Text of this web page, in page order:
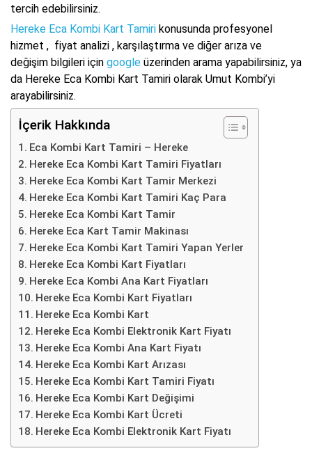
tercih edebilirsiniz.
Hereke Eca Kombi Kart Tamiri konusunda profesyonel
hizmet , fiyat analizi , karşılaştırma ve diğer arıza ve
değişim bilgileri için google üzerinden arama yapabilirsiniz, ya
da Hereke Eca Kombi Kart Tamiri olarak Umut Kombi’yi
arayabilirsiniz.
İçerik Hakkında
Eca Kombi Kart Tamiri – Hereke
Hereke Eca Kombi Kart Tamiri Fiyatları
Hereke Eca Kombi Kart Tamir Merkezi
Hereke Eca Kombi Kart Tamiri Kaç Para
Hereke Eca Kombi Kart Tamir
Hereke Eca Kart Tamir Makinası
Hereke Eca Kombi Kart Tamiri Yapan Yerler
Hereke Eca Kombi Kart Fiyatları
Hereke Eca Kombi Ana Kart Fiyatları
Hereke Eca Kombi Kart Fiyatları
Hereke Eca Kombi Kart
Hereke Eca Kombi Elektronik Kart Fiyatı
Hereke Eca Kombi Ana Kart Fiyatı
Hereke Eca Kombi Kart Arızası
Hereke Eca Kombi Kart Tamiri Fiyatı
Hereke Eca Kombi Kart Değişimi
Hereke Eca Kombi Kart Ücreti
Hereke Eca Kombi Elektronik Kart Fiyatı